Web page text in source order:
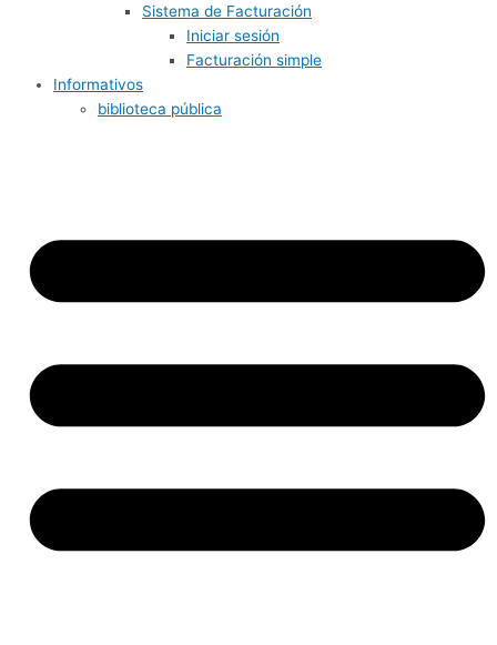
Sistema de Facturación
Iniciar sesión
Facturación simple
Informativos
biblioteca pública